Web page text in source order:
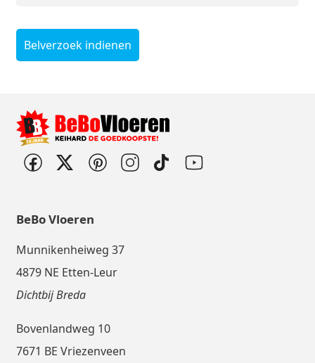
Belverzoek indienen
BeBo Vloeren
Munnikenheiweg 37
4879 NE Etten-Leur
Dichtbij Breda
Bovenlandweg 10
7671 BE Vriezenveen